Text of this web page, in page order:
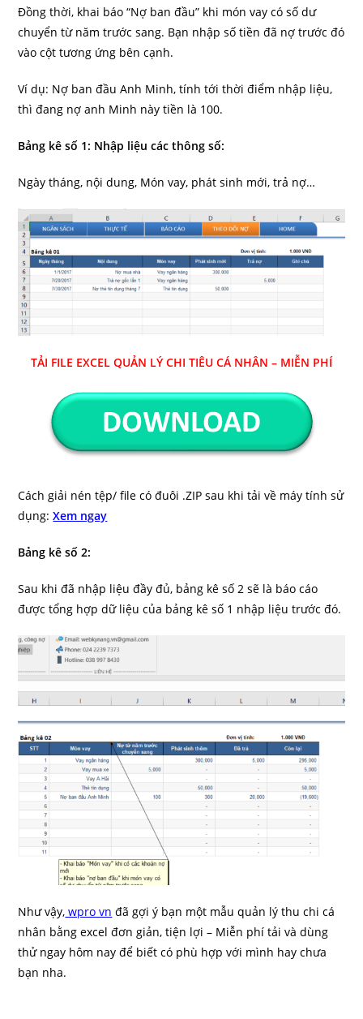
Đồng thời, khai báo “Nợ ban đầu” khi món vay có số dư
chuyển từ năm trước sang. Bạn nhập số tiền đã nợ trước đó
vào cột tương ứng bên cạnh.
Ví dụ: Nợ ban đầu Anh Minh, tính tới thời điểm nhập liệu,
thì đang nợ anh Minh này tiền là 100.
Bảng kê số 1: Nhập liệu các thông số:
Ngày tháng, nội dung, Món vay, phát sinh mới, trả nợ…
TẢI FILE EXCEL QUẢN LÝ CHI TIÊU CÁ NHÂN – MIỄN PHÍ
Cách giải nén tệp/ file có đuôi .ZIP sau khi tải về máy tính sử
dụng:Xem ngay
Bảng kê số 2:
Sau khi đã nhập liệu đầy đủ, bảng kê số 2 sẽ là báo cáo
được tổng hợp dữ liệu của bảng kê số 1 nhập liệu trước đó.
Như vậy, wpro vn đã gợi ý bạn một mẫu quản lý thu chi cá
nhân bằng excel đơn giản, tiện lợi – Miễn phí tải và dùng
thử ngay hôm nay để biết có phù hợp với mình hay chưa
bạn nha.